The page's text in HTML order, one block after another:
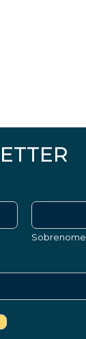
Sobrenome